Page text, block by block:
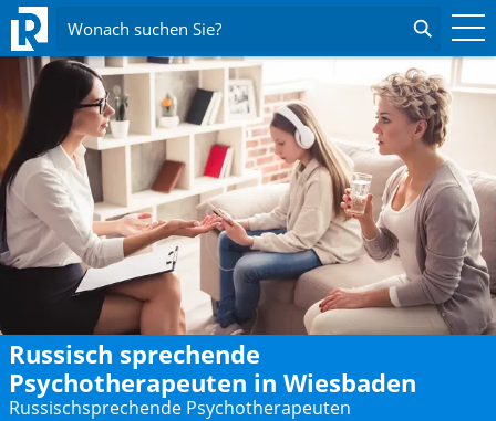
Wonach suchen Sie?
Russisch sprechende
Psychotherapeuten in Wiesbaden
Russischsprechende Psychotherapeuten